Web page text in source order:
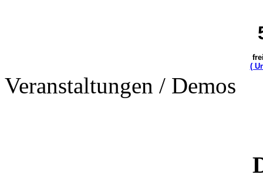
(
Veranstaltungen / Demos